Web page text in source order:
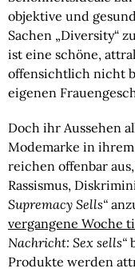
objektive und
Sachen „Diversity“
ist eine schöne,
offensichtlich nicht
eigenen
Doch ihr Aussehen
Modemarke in ihrem
reichen offenbar
Rassismus,
Supremacy Sells“
vergangene Woche
Nachricht: Sex sells“
Produkte werden